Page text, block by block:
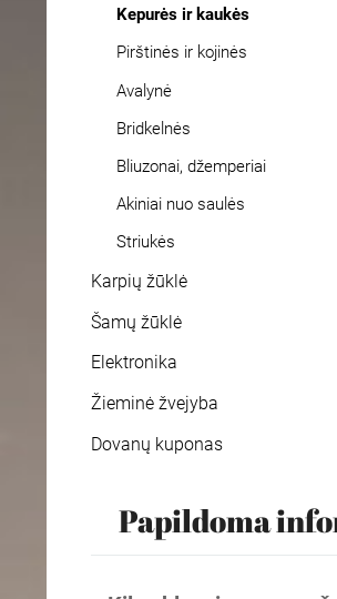
Kepurės ir kaukės
Pirštinės ir kojinės
Avalynė
Bridkelnės
Bliuzonai, džemperiai
Akiniai nuo saulės
Striukės
Karpių žūklė
Šamų žūklė
Elektronika
Žieminė žvejyba
Dovanų kuponas
Papildoma